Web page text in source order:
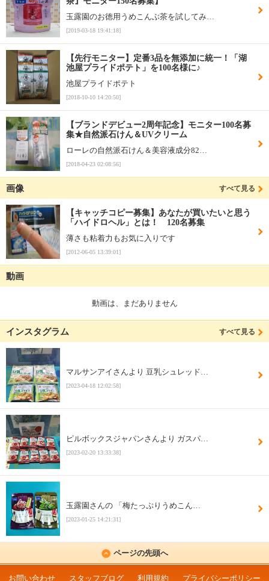
玉露園のお徳用うめこんぶ茶を試してみ…
[2019-03-18 19:41:18]
【先行モニター】定番3品を無添加に統一！「湖
池屋プライドポテト」を100名様に♪
池屋プライドポテト
[2018-10-10 14:20:50]
【ブランドデビュー2周年記念】モニター100名募
集★自然派石けん＆UVクリーム
ローレの自然派石けん＆美容液成分82…
[2018-04-23 02:08:56]
画像 すべて見る
【キャッチコピー募集】あなたが買いたいと思う
「ハイドロヘル」とは！ 120名募集
薄さも粘着力もお気に入りです
[2012-06-05 13:39:01]
動画
動画は、まだありません
インスタグラム すべて見る
マルサンアイさんより 豆乳シュレッド…
[2023-04-18 12:02:58]
ピルボックスジャパンさんより ガスパ…
[2023-02-20 13:33:38]
玉露園さんの 「梅たっぷりうめこん…
[2023-01-25 14:21:31]
ページの先頭へ
お問い合わせ スタッフブログ 利用規約 プライバシーポリシー